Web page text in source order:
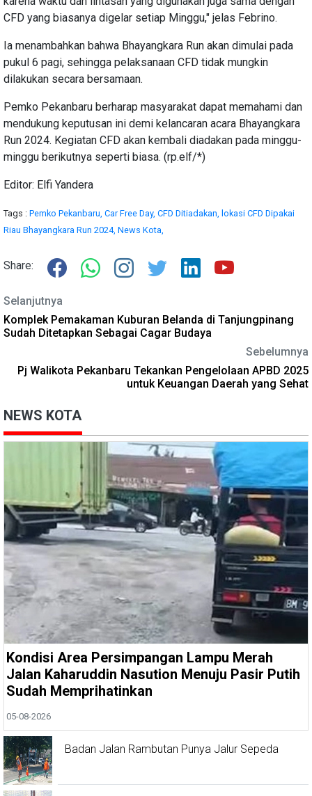
CFD yang biasanya digelar setiap Minggu," jelas Febrino.
Ia menambahkan bahwa Bhayangkara Run akan dimulai pada
pukul 6 pagi, sehingga pelaksanaan CFD tidak mungkin
dilakukan secara bersamaan.
Pemko Pekanbaru berharap masyarakat dapat memahami dan
mendukung keputusan ini demi kelancaran acara Bhayangkara
Run 2024. Kegiatan CFD akan kembali diadakan pada minggu-
minggu berikutnya seperti biasa. (rp.elf/*)
Editor: Elfi Yandera
Tags : Pemko Pekanbaru, Car Free Day, CFD Ditiadakan,
lokasi CFD Dipakai
Riau Bhayangkara Run 2024, News Kota,
Share:
Selanjutnya
Komplek Pemakaman Kuburan Belanda di Tanjungpinang
Sudah Ditetapkan Sebagai Cagar Budaya
Sebelumnya
Pj Walikota Pekanbaru Tekankan Pengelolaan APBD 2025
untuk Keuangan Daerah yang Sehat
NEWS KOTA
Kondisi Area Persimpangan Lampu Merah
Jalan Kaharuddin Nasution Menuju Pasir Putih
Sudah Memprihatinkan
05-08-2026
Badan Jalan Rambutan Punya Jalur Sepeda